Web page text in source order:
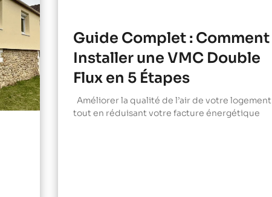
Guide Complet : Comment
Installer une VMC Double
Flux en 5 Étapes
Améliorer la qualité de l’air de votre logement
tout en réduisant votre facture énergétique